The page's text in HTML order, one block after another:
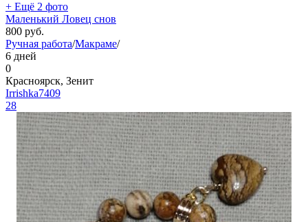
+ Ещё 2 фото
Маленький Ловец снов
800 руб.
Ручная работа/Макраме/
6 дней
0
Красноярск, Зенит
Irrishka7409
28